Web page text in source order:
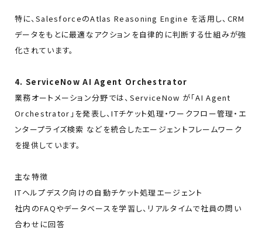
特に、SalesforceのAtlas Reasoning Engine を活用し、CRM
データをもとに最適なアクションを自律的に判断する仕組みが強
化されています。
4. ServiceNow AI Agent Orchestrator
業務オートメーション分野では、ServiceNow が「AI Agent
Orchestrator」を発表し、ITチケット処理・ワークフロー管理・エ
ンタープライズ検索 などを統合したエージェントフレームワーク
を提供しています。
主な特徴
ITヘルプデスク向けの自動チケット処理エージェント
社内のFAQやデータベースを学習し、リアルタイムで社員の問い
合わせに回答